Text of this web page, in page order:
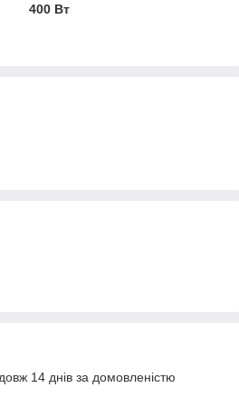
400 Вт
14 днів за домовленістю